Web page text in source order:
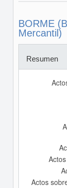
BORME
Mercantil)
Resumen
Actos